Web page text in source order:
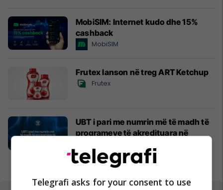
MobiSIM: Internet kudo dhe 15%
cashback
MobiSIM
Frutex lanson në treg ART Ketchup
Frutex
UBT i pari me numrin më të madh të
programeve të akredituara në
UBT
Telegrafi asks for your consent to use